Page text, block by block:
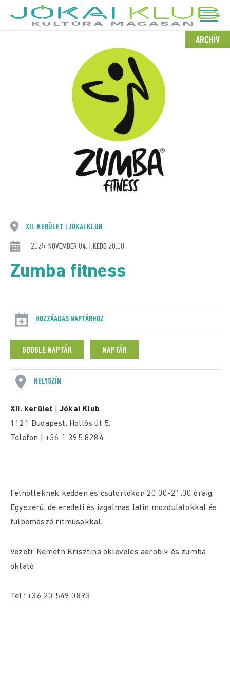
ARCHÍV
XII. KERÜLET JÓKAI KLUB
2025. NOVEMBER 04. | KEDD 20:00
Zumba fitness
HOZZÁADÁS NAPTÁRHOZ
GOOGLE NAPTÁR NAPTÁR
HELYSZÍN
XII. kerület |Jókai Klub
1121 Budapest, Hollós út 5.
Telefon | +36 1 395 8284
Felnőtteknek kedden és csütörtökön 20.00-21.00 óráig.
Egyszerű, de eredeti és izgalmas latin mozdulatokkal és
fülbemászó ritmusokkal.
Vezeti: Németh Krisztina okleveles aerobik és zumba
oktató
Tel.: +36 20 549 0893